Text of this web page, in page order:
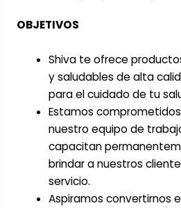
OBJETIVOS
Shiva te ofrece
y saludables de alta
para el cuidado de tu
Estamos
nuestro equipo de
capacitan
brindar a nuestros
servicio.
Aspiramos convertirnos